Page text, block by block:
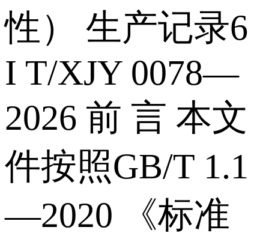
性） 生产记录6
I T/XJY 0078—
2026 前 言 本文
件按照GB/T 1.1
—2020 《标准